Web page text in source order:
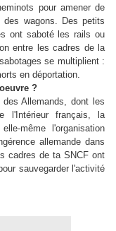
pour amener de
des wagons. Des petits
ont saboté les rails ou
entre les cadres de la
se multiplient :
en déportation.
?
Allemands, dont les
l'Intérieur français, la
même l'organisation
allemande dans
cadres de ta SNCF ont
sauvegarder l'activité